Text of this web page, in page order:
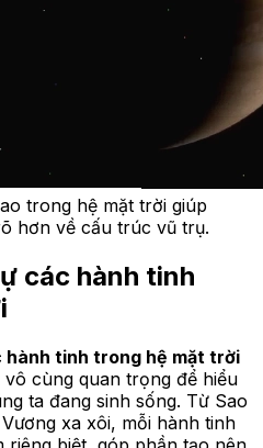
trong hệ mặt trời giúp
hơn về cấu trúc vũ trụ.
các hành tinh
tinh trong hệ mặt trời
vô cùng quan trọng để hiểu
ta đang sinh sống. Từ Sao
xa xôi, mỗi hành tinh